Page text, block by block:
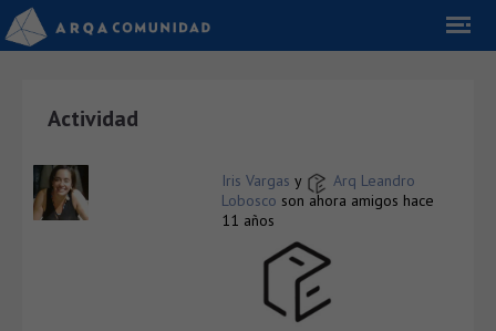
Actividad
Iris Vargas y
Arq Leandro
Lobosco son ahora amigos hace
11 años